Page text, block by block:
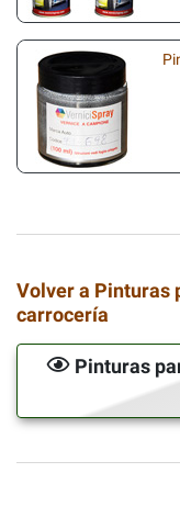
Volver a Pinturas
carrocería
Pinturas